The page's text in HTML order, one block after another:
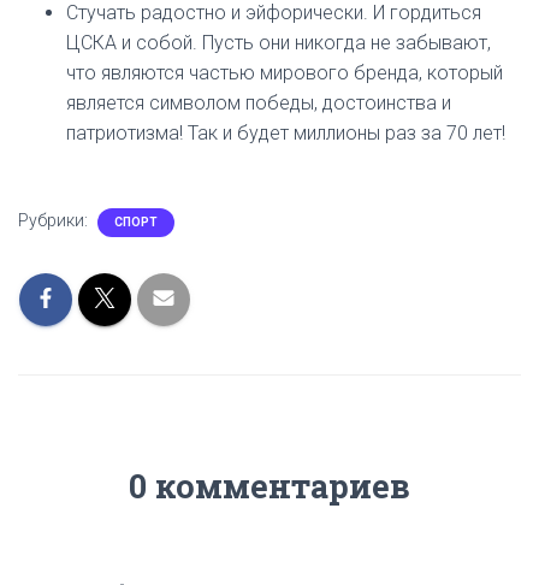
Стучать радостно и эйфорически. И гордиться
ЦСКА и собой. Пусть они никогда не забывают,
что являются частью мирового бренда, который
является символом победы, достоинства и
патриотизма! Так и будет миллионы раз за 70 лет!
Рубрики: СПОРТ
0 комментариев